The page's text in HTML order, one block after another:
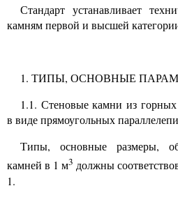
Стандарт устанавливает
камням первой и высшей
1. ТИПЫ, ОСНОВНЫЕ
1.1. Стеновые камни из
в виде прямоугольных
Типы, основные размеры,
камней в 1 м3 должны
1.